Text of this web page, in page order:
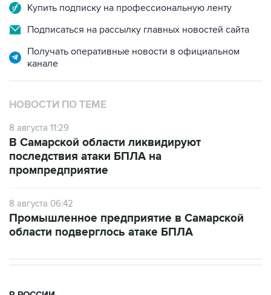
Купить подписку на профессиональную ленту
Подписаться на рассылку главных новостей сайта
Получать оперативные новости в официальном
канале
НОВОСТИ ПО ТЕМЕ
8 августа 11:29
В Самарской области ликвидируют
последствия атаки БПЛА на
промпредприятие
8 августа 06:42
Промышленное предприятие в Самарской
области подверглось атаке БПЛА